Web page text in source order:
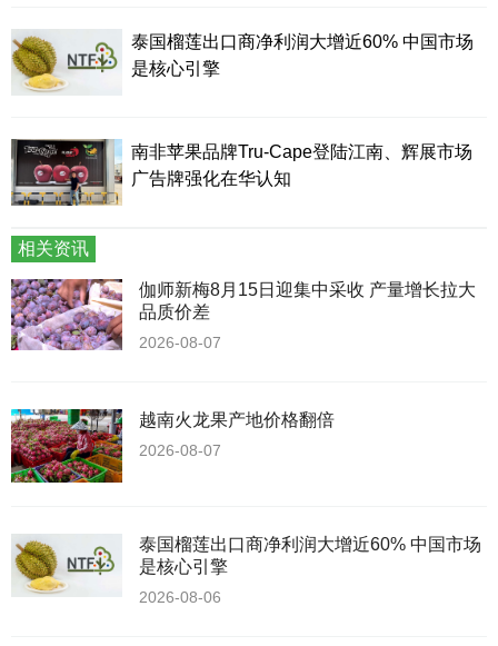
泰国榴莲出口商净利润大增近60% 中国市场
是核心引擎
南非苹果品牌Tru-Cape登陆江南、辉展市场
广告牌强化在华认知
相关资讯
伽师新梅8月15日迎集中采收 产量增长拉大
品质价差
2026-08-07
越南火龙果产地价格翻倍
2026-08-07
泰国榴莲出口商净利润大增近60% 中国市场
是核心引擎
2026-08-06